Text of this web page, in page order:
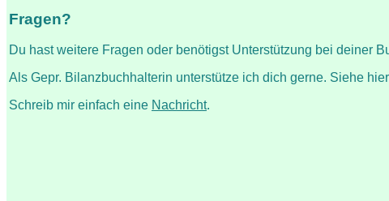
Fragen?
Du hast weitere Fragen oder benötigst Unterstützung bei deiner
Als Gepr. Bilanzbuchhalterin unterstütze ich dich gerne. Siehe
Schreib mir einfach eine Nachricht.